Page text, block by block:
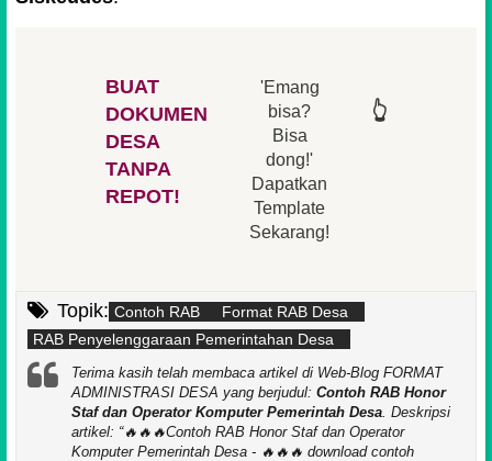
BUAT
DOKUMEN
DESA
TANPA
REPOT!
'Emang
bisa?
Bisa
dong!'
Dapatkan
Template
Sekarang!
👆
Topik: Contoh RAB
Format RAB Desa
RAB Penyelenggaraan Pemerintahan Desa
Terima kasih telah membaca artikel di Web-Blog FORMAT
ADMINISTRASI DESA yang berjudul: Contoh RAB Honor
Staf dan Operator Komputer Pemerintah Desa . Deskripsi
artikel: 🔥🔥🔥Contoh RAB Honor Staf dan Operator
Komputer Pemerintah Desa - 🔥🔥🔥 download contoh